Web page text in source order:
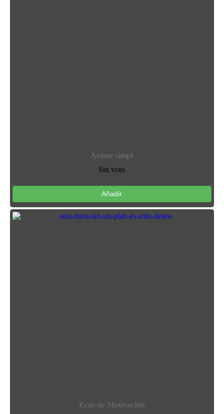
Anime simpl
Sin voto
Añadir
Ecos de Motivación